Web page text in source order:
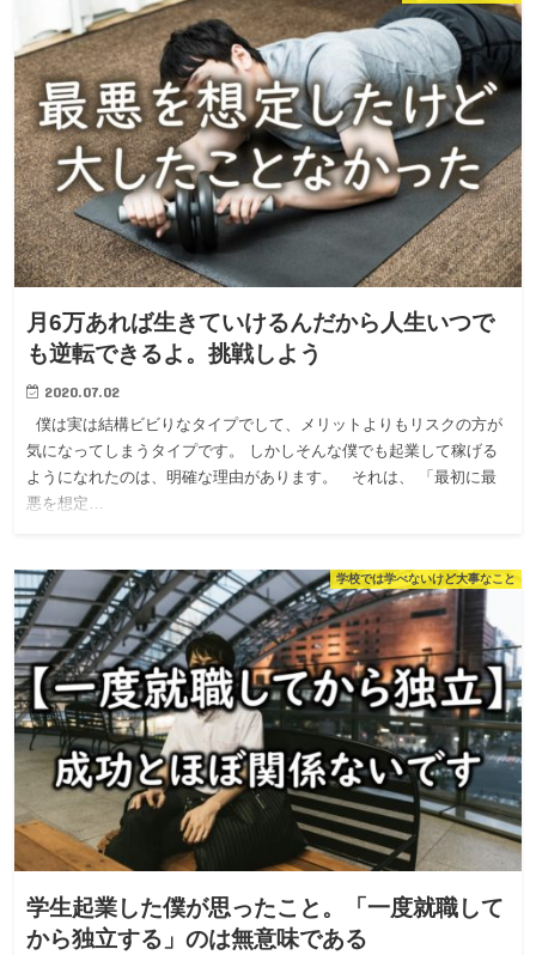
月6万あれば生きていけるんだから人生いつで
も逆転できるよ。挑戦しよう
2020.07.02
僕は実は結構ビビりなタイプでして、メリットよりもリスクの方が
気になってしまうタイプです。 しかしそんな僕でも起業して稼げる
ようになれたのは、明確な理由があります。 それは、 「最初に最
悪を想定…
学校では学べないけど大事なこと
学生起業した僕が思ったこと。「一度就職して
から独立する」のは無意味である